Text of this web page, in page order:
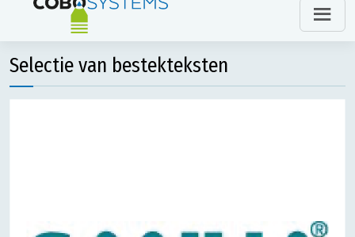
Selectie van bestekteksten